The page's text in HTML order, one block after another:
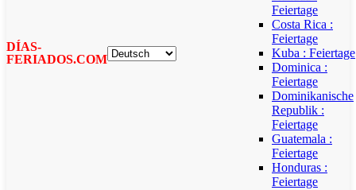
DÍAS-
FERIADOS.COM
Feiertage
Costa Rica :
Feiertage
Kuba : Feiertage
Dominica :
Feiertage
Dominikanische
Republik :
Feiertage
Guatemala :
Feiertage
Honduras :
Feiertage